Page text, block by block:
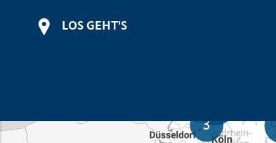
LOS GEHT'S